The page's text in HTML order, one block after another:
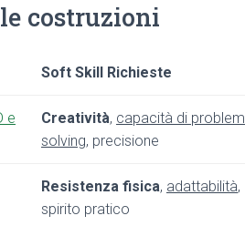
costruzioni
Soft Skill Richieste
e
Creatività, capacità di problem
solving, precisione
Resistenza fisica, adattabilità,
spirito pratico